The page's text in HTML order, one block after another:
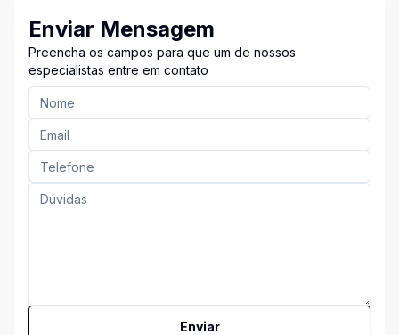
Enviar Mensagem
Preencha os campos para que um de nossos
especialistas entre em contato
Enviar